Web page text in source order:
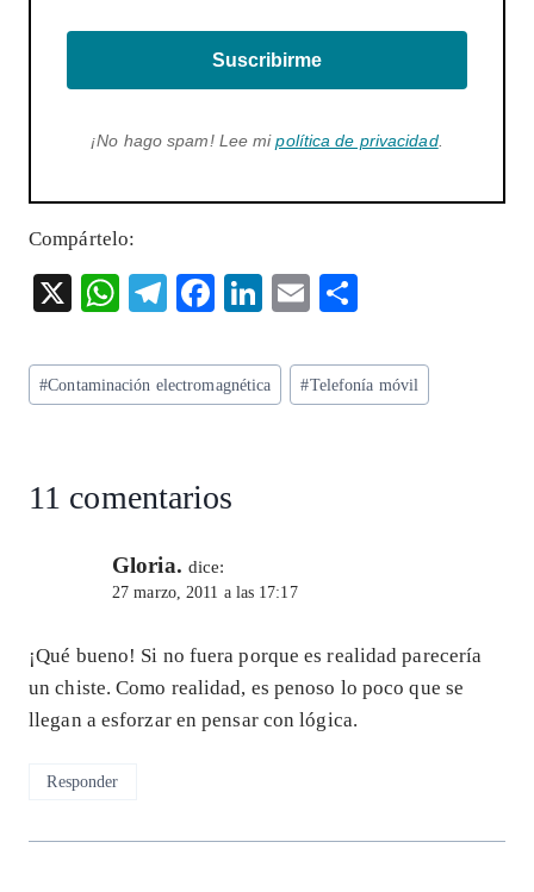
Suscribirme
¡No hago spam! Lee mipolítica de privacidad.
Compártelo:
X
W
ts
A
p
T
eg
ra
F
eb
o
k
Li
ke
dI
E
ai
l
re
Etiquetas
de
#Contaminación electromagnética #Telefonía móvil
11 comentarios
Gloria. dice:
27 marzo, 2011 a las 17:17
¡Qué bueno! Si no fuera porque es realidad parecería
un chiste. Como realidad, es penoso lo poco que se
llegan a esforzar en pensar con lógica.
Responder